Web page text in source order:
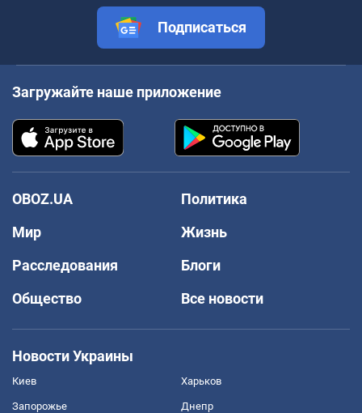
Подписаться
Загружайте наше приложение
OBOZ.UA
Политика
Мир
Жизнь
Расследования
Блоги
Общество
Все новости
Новости Украины
Киев Харьков
Запорожье Днепр